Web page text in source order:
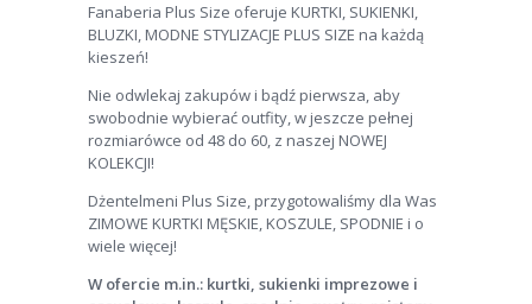
Fanaberia Plus Size oferuje KURTKI, SUKIENKI,
BLUZKI, MODNE STYLIZACJE PLUS SIZE na każdą
kieszeń!
Nie odwlekaj zakupów i bądź pierwsza, aby
swobodnie wybierać outfity, w jeszcze pełnej
rozmiarówce od 48 do 60, z naszej NOWEJ
KOLEKCJI!
Dżentelmeni Plus Size, przygotowaliśmy dla Was
ZIMOWE KURTKI MĘSKIE, KOSZULE, SPODNIE i o
wiele więcej!
W ofercie m.in.: kurtki, sukienki imprezowe i